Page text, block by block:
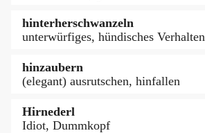
hinterherschwanzeln
unterwürfiges, hündisches Verhalten
hinzaubern
(elegant) ausrutschen, hinfallen
Hirnederl
Idiot, Dummkopf